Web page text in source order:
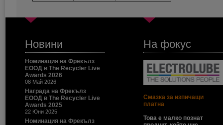
Новини
Номинация на Фрекълз
ЕООД в The Recycler Live
Awards 2026
08 Май 2026
Награда на Фрекълз
ЕООД в The Recycler Live
Awards 2025
22 Юни 2025
Номинация на Фрекълз
На фокус
Смазка за изпичащи
платна
Това е малко познат